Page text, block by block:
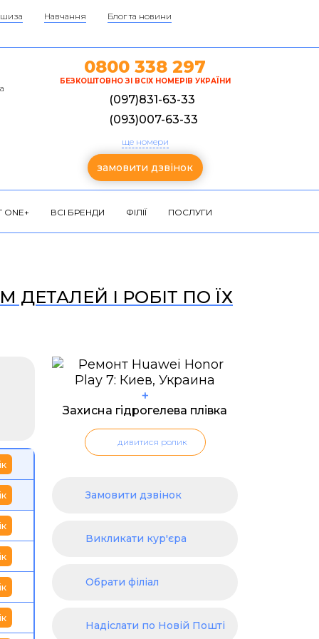
Навчання Блог та новини
0800 338 297
БЕЗКОШТОВНО ЗІ ВСІХ НОМЕРІВ УКРАЇНИ
(097)831-63-33
(093)007-63-33
ще номери
замовити дзвінок
ВСІ БРЕНДИ ФІЛІЇ ПОСЛУГИ
ДЕТАЛЕЙ І РОБІТ ПО ЇХ
+
Захисна гідрогелева плівка
дивитися ролик
Замовити дзвінок
Викликати кур'єра
Обрати філіал
Надіслати по Новій Пошті